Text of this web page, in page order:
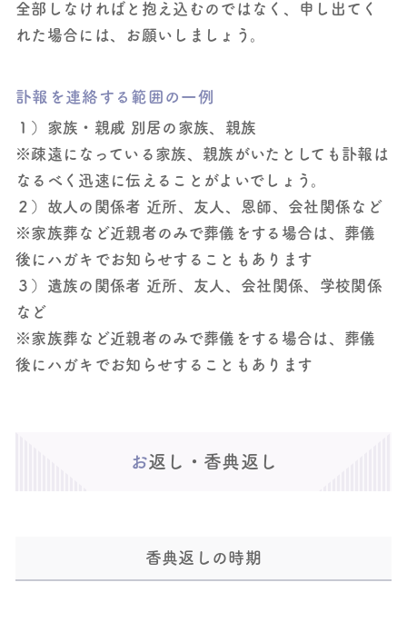
全部しなければと抱え込むのではなく、申し出てく
れた場合には、お願いしましょう。
訃報を連絡する範囲の一例
１）家族・親戚 別居の家族、親族
※疎遠になっている家族、親族がいたとしても訃報は
なるべく迅速に伝えることがよいでしょう。
２）故人の関係者 近所、友人、恩師、会社関係など
※家族葬など近親者のみで葬儀をする場合は、葬儀
後にハガキでお知らせすることもあります
３）遺族の関係者 近所、友人、会社関係、学校関係
など
※家族葬など近親者のみで葬儀をする場合は、葬儀
後にハガキでお知らせすることもあります
お返し・香典返し
香典返しの時期